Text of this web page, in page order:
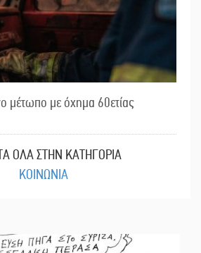
μέτωπο με όχημα 60ετίας
ΟΛΑ ΣΤΗΝ ΚΑΤΗΓΟΡΙΑ
ΚΟΙΝΩΝΙΑ